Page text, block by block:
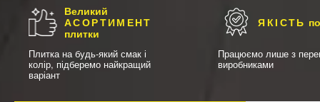
Великий
АСОРТИМЕНТ
плитки
Плитка на будь-який смак і
колір, підберемо найкращий
варіант
ЯКІСТЬ
Працюємо лише з
виробниками